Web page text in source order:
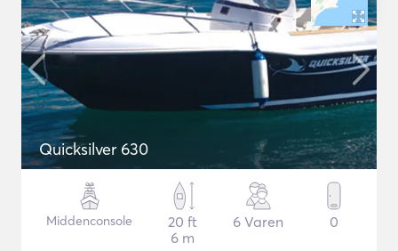
Quicksilver 630
Middenconsole
20 ft
6 m
6 Varen 0